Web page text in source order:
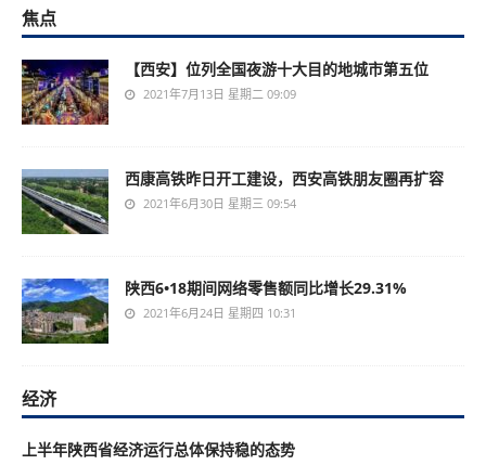
焦点
【西安】位列全国夜游十大目的地城市第五位
2021年7月13日 星期二 09:09
西康高铁昨日开工建设，西安高铁朋友圈再扩容
2021年6月30日 星期三 09:54
陕西6•18期间网络零售额同比增长29.31%
2021年6月24日 星期四 10:31
经济
上半年陕西省经济运行总体保持稳的态势